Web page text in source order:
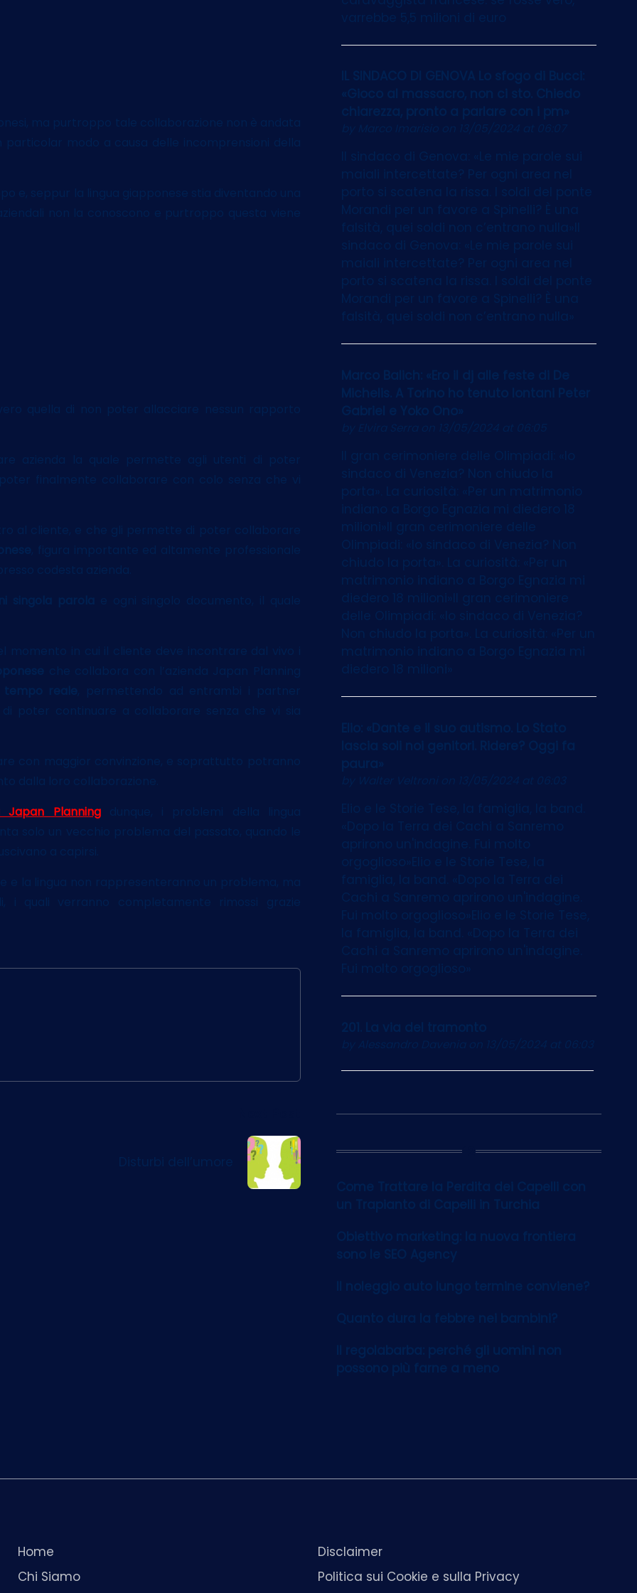
ma purtroppo tale collaborazione non è andata
modo a causa delle incomprensioni della
e, seppur la lingua giapponese stia diventando una
non la conoscono e purtroppo questa viene
quella di non poter allacciare nessun rapporto
azienda la quale permette agli utenti di poter
finalmente collaborare con colo senza che vi
al cliente, e che gli permette di poter collaborare
, figura importante ed altamente professionale
codesta azienda.
singola parola
e ogni singolo documento, il quale
momento in cui il cliente deve incontrare dal vivo i
che collabora con l’azienda Japan Planning
reale
, permettendo ad entrambi i partner
poter continuare a collaborare senza che vi sia
con maggior convinzione, e soprattutto potranno
dalla loro collaborazione.
Planningdunque, i problemi della lingua
solo un vecchio problema del passato, quando le
a capirsi.
e la lingua non rappresenteranno un problema, ma
i quali verranno completamente rimossi grazie
Disturbi dell’umore
varrebbe 5,5 milioni di euro
IL SINDACO DI GENOVA Lo sfogo di Bucci:
«Gioco al massacro, non ci sto. Chiedo
chiarezza, pronto a parlare con i pm»
by Marco Imarisioon 13/05/2024 at 06:07
Il sindaco di Genova: «Le mie parole sui
maiali intercettate? Per ogni area nel
porto si scatena la rissa. I soldi del ponte
Morandi per un favore a Spinelli? È una
falsità, quei soldi non c’entrano nulla»Il
sindaco di Genova: «Le mie parole sui
maiali intercettate? Per ogni area nel
porto si scatena la rissa. I soldi del ponte
Morandi per un favore a Spinelli? È una
falsità, quei soldi non c’entrano nulla»
Marco Balich: «Ero il dj alle feste di De
Michelis. A Torino ho tenuto lontani Peter
Gabriel e Yoko Ono»
by Elvira Serra on 13/05/2024 at 06:05
Il gran cerimoniere delle Olimpiadi: «Io
sindaco di Venezia? Non chiudo la
porta». La curiosità: «Per un matrimonio
indiano a Borgo Egnazia mi diedero 18
milioni»Il gran cerimoniere delle
Olimpiadi: «Io sindaco di Venezia? Non
chiudo la porta». La curiosità: «Per un
matrimonio indiano a Borgo Egnazia mi
diedero 18 milioni»Il gran cerimoniere
delle Olimpiadi: «Io sindaco di Venezia?
Non chiudo la porta». La curiosità: «Per un
matrimonio indiano a Borgo Egnazia mi
diedero 18 milioni»
Elio: «Dante e il suo autismo. Lo Stato
lascia soli noi genitori. Ridere? Oggi fa
paura»
by Walter Veltronion 13/05/2024 at 06:03
Elio e le Storie Tese, la famiglia, la band.
«Dopo la Terra dei Cachi a Sanremo
aprirono un'indagine. Fui molto
orgoglioso»Elio e le Storie Tese, la
famiglia, la band. «Dopo la Terra dei
Cachi a Sanremo aprirono un'indagine.
Fui molto orgoglioso»Elio e le Storie Tese,
la famiglia, la band. «Dopo la Terra dei
Cachi a Sanremo aprirono un'indagine.
Fui molto orgoglioso»
201. La via del tramonto
by Alessandro Davenia on 13/05/2024 at 06:03
12
Come Trattare la Perdita dei Capelli con
un Trapianto di Capelli in Turchia
Obiettivo marketing: la nuova frontiera
sono le SEO Agency
Il noleggio auto lungo termine conviene?
Quanto dura la febbre nei bambini?
Il regolabarba: perché gli uomini non
possono più farne a meno
Home
Chi Siamo
Disclaimer
Politica sui Cookie e sulla Privacy